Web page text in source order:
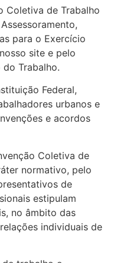
Coletiva de Trabalho
para o Exercício
site e pelo
Trabalho.
Federal,
urbanos e
e acordos
Coletiva de
normativo, pelo
de
estipulam
no âmbito das
individuais de